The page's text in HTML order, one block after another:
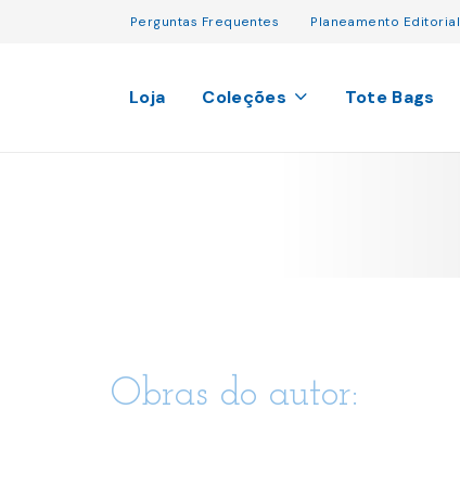
Perguntas Frequentes Planeamento Editorial
Loja Coleções Tote Bags
Obras do autor: